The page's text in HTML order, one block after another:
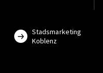
Stadsmarketing
Koblenz